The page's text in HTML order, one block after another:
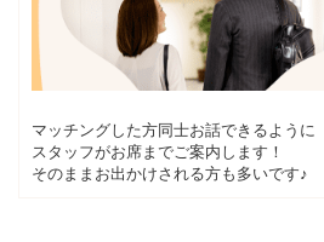
マッチングした方同士お話できるように
スタッフがお席までご案内します！
そのままお出かけされる方も多いです♪